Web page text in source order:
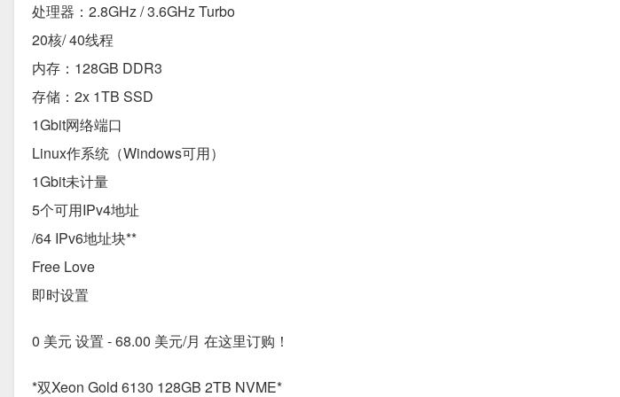
处理器：2.8GHz / 3.6GHz Turbo
20核/ 40线程
内存：128GB DDR3
存储：2x 1TB SSD
1Gbit网络端口
Linux作系统（Windows可用）
1Gbit未计量
5个可用IPv4地址
/64 IPv6地址块**
Free Love
即时设置
0 美元 设置 - 68.00 美元/月 在这里订购！
*双Xeon Gold 6130 128GB 2TB NVME*